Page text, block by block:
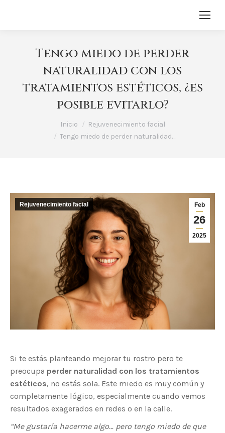
Tengo miedo de perder
naturalidad con los
tratamientos estéticos, ¿es
posible evitarlo?
Inicio
Rejuvenecimiento facial
Tengo miedo de perder naturalidad…
Feb
26
2025
Rejuvenecimiento facial
Si te estás planteando mejorar tu rostro pero te
preocupa perder naturalidad con los tratamientos
estéticos, no estás sola. Este miedo es muy común y
completamente lógico, especialmente cuando vemos
resultados exagerados en redes o en la calle.
“Me gustaría hacerme algo… pero tengo miedo de que